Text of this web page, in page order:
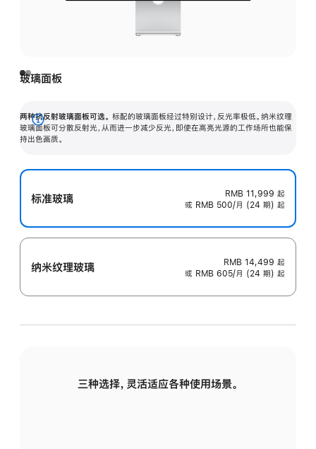
玻璃面板
两种抗反射玻璃面板可选。 标配的玻璃面板经过特别设计，反光率极低。纳米纹理
玻璃面板可分散反射光，从而进一步减少反光，即使在高亮光源的工作场所也能保
持出色画质。
展
开
标准玻璃 RMB 11,999 起
或 RMB 500/月 (24 期) 起
纳米纹理玻璃 RMB 14,499 起
或 RMB 605/月 (24 期) 起
三种选择，灵活适应各种使用场景。